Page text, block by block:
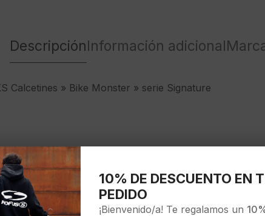
DescripciónInformación adicional
Calcetines » Bike Monster » serie Signature
SOCKS
10% DE DESCUENTO EN
PEDIDO
¡Bienvenido/a! Te regalamos un